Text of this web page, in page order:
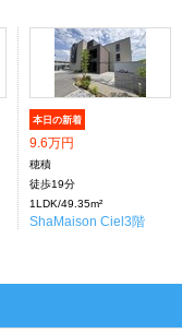
本日の新着
9.6万円
穂積
徒歩19分
1LDK/49.35m²
ShaMaison Ciel3階